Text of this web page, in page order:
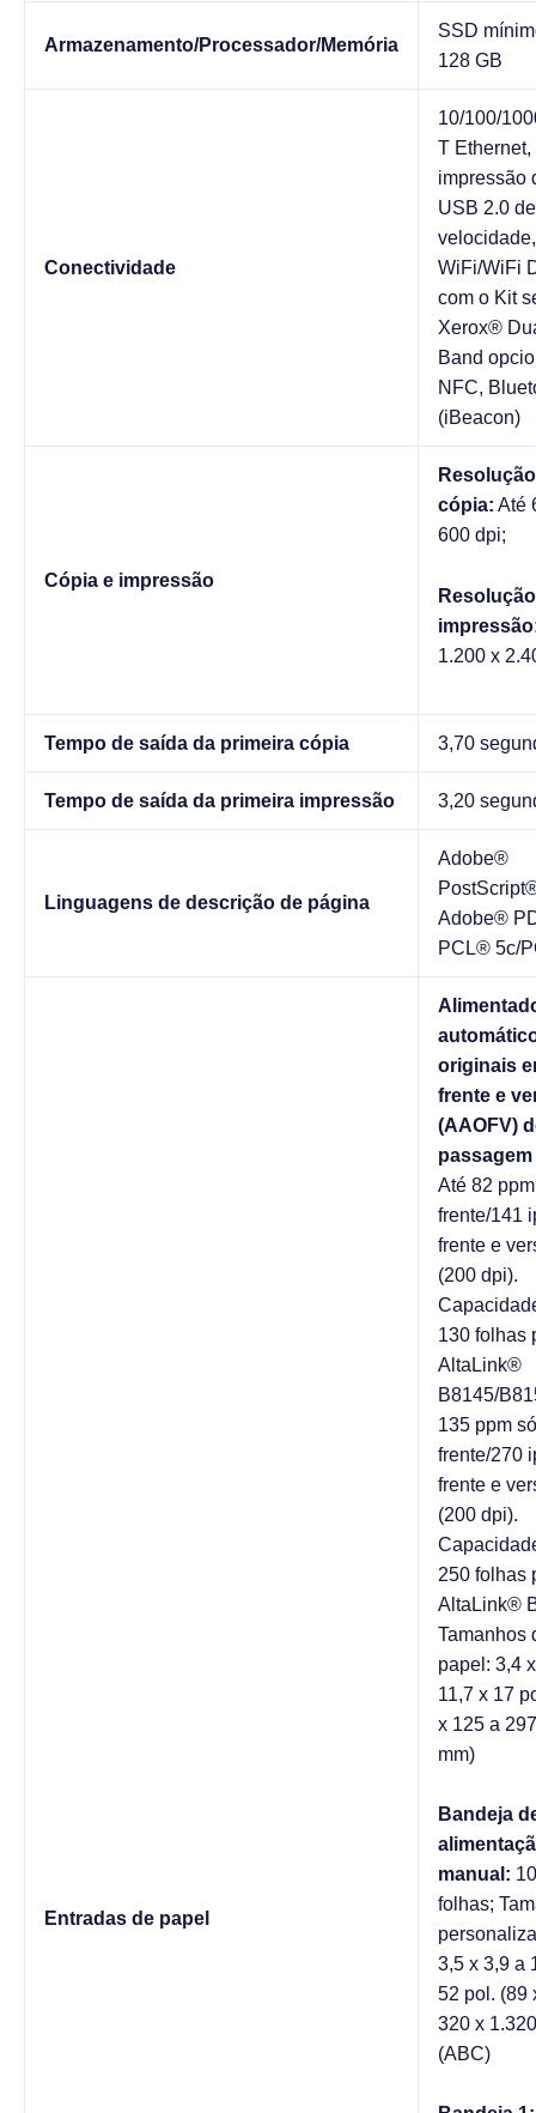
Armazenamento/Processador/Memória
SSD
128 GB
Conectividade
10/100/
T Ethernet,
impressão
USB 2.0
velocidade,
WiFi/WiFi
com o Kit
Xerox®
Band
NFC,
(iBeacon)
Cópia e impressão
cópia: Até
600 dpi;
1.200 x
Tempo de saída da primeira cópia 3,70
Tempo de saída da primeira impressão 3,20
Linguagens de descrição de página
Adobe®
Adobe®
PCL® 5c/
Entradas de papel
originais
frente e
(AAOFV)
Até 82
frente/141
frente e
(200 dpi).
130 folhas
AltaLink®
B8145/
135 ppm só
frente/270
frente e
(200 dpi).
250 folhas
AltaLink®
Tamanhos
papel: 3,4
11,7 x 17
x 125 a
mm)
Bandeja
manual:
folhas;
3,5 x 3,9 a
52 pol. (89
320 x
(ABC)